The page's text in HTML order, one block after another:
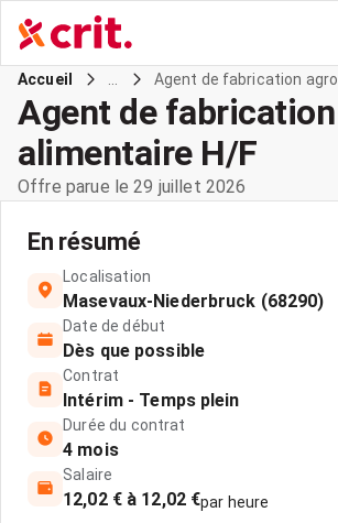
Accueil Agent de fabrication
Agent de
alimentaire H/F
Offre parue le 29 juillet 2026
En résumé
Localisation
Masevaux-Niederbruck (68290)
Date de début
Dès que possible
Contrat
Intérim - Temps plein
Durée du contrat
4 mois
Salaire
12,02 € à 12,02 €par heure